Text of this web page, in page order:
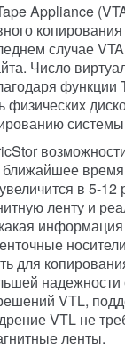
Appliance
случае
Число
физических
системы
в 5-
ленту и
для
VTL,
VTL не
ленты.